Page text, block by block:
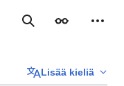
Haku Ulkoasu
Lisää kieliä